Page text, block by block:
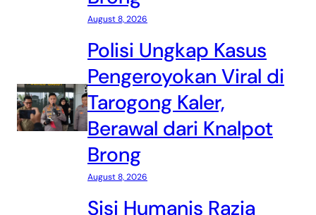
August 8, 2026
Polisi Ungkap Kasus
Pengeroyokan Viral di
Tarogong Kaler,
Berawal dari Knalpot
Brong
August 8, 2026
Sisi Humanis Razia